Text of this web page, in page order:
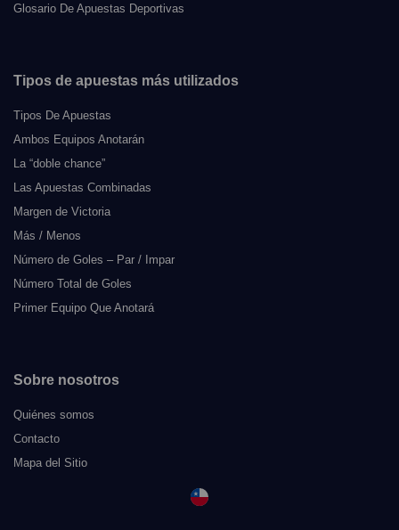
Glosario De Apuestas Deportivas
Tipos de apuestas más utilizados
Tipos De Apuestas
Ambos Equipos Anotarán
La “doble chance”
Las Apuestas Combinadas
Margen de Victoria
Más / Menos
Número de Goles – Par / Impar
Número Total de Goles
Primer Equipo Que Anotará
Sobre nosotros
Quiénes somos
Contacto
Mapa del Sitio